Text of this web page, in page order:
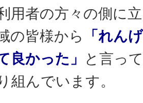
用者の方々の側に
の皆様から
「れん
良かった」
と言っ
組んでいます。